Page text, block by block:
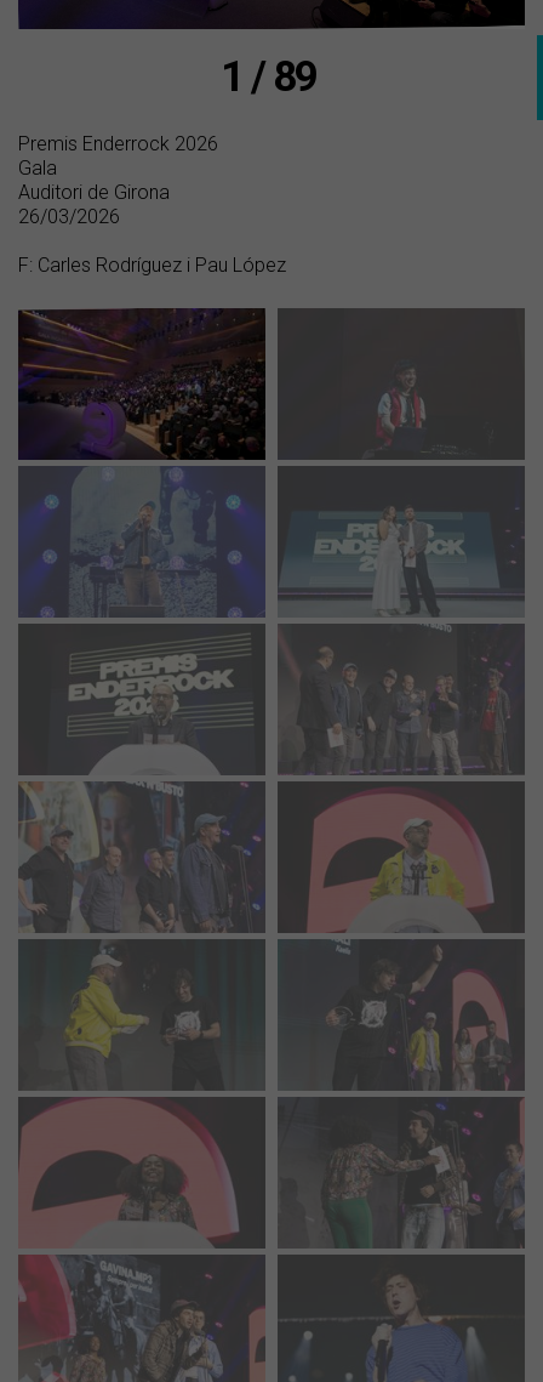
1 / 89
Premis Enderrock 2026
Gala
Auditori de Girona
26/03/2026
F: Carles Rodríguez i Pau López